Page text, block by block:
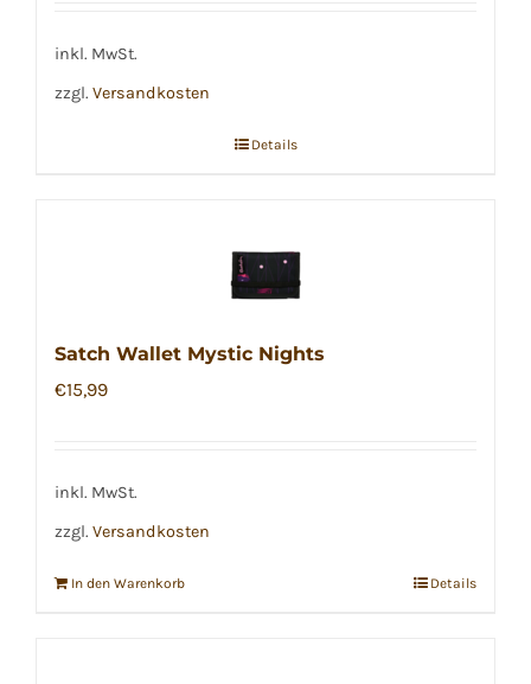
inkl. MwSt.
zzgl. Versandkosten
Details
Satch Wallet Mystic Nights
€15,99
inkl. MwSt.
zzgl. Versandkosten
In den Warenkorb Details